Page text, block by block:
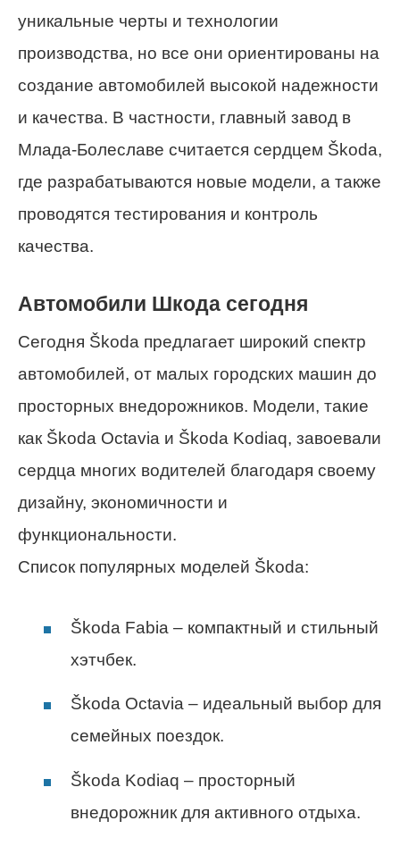
уникальные черты и технологии
производства, но все они ориентированы на
создание автомобилей высокой надежности
и качества. В частности, главный завод в
Млада-Болеславе считается сердцем Škoda,
где разрабатываются новые модели, а также
проводятся тестирования и контроль
качества.
Автомобили Шкода сегодня
Сегодня Škoda предлагает широкий спектр
автомобилей, от малых городских машин до
просторных внедорожников. Модели, такие
как Škoda Octavia и Škoda Kodiaq, завоевали
сердца многих водителей благодаря своему
дизайну, экономичности и
функциональности.
Список популярных моделей Škoda:
Škoda Fabia – компактный и стильный
хэтчбек.
Škoda Octavia – идеальный выбор для
семейных поездок.
Škoda Kodiaq – просторный
внедорожник для активного отдыха.